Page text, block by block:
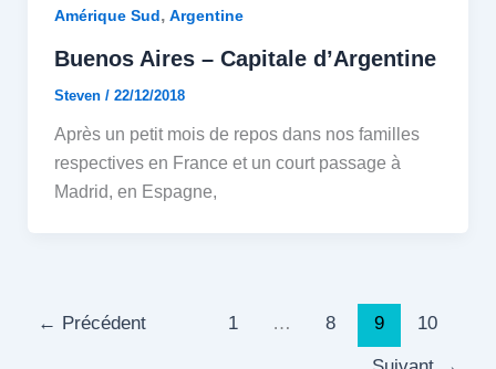
Amérique Sud, Argentine
Buenos Aires – Capitale d’Argentine
Steven / 22/12/2018
Après un petit mois de repos dans nos familles
respectives en France et un court passage à
Madrid, en Espagne,
← Précédent 1 … 8 9 10